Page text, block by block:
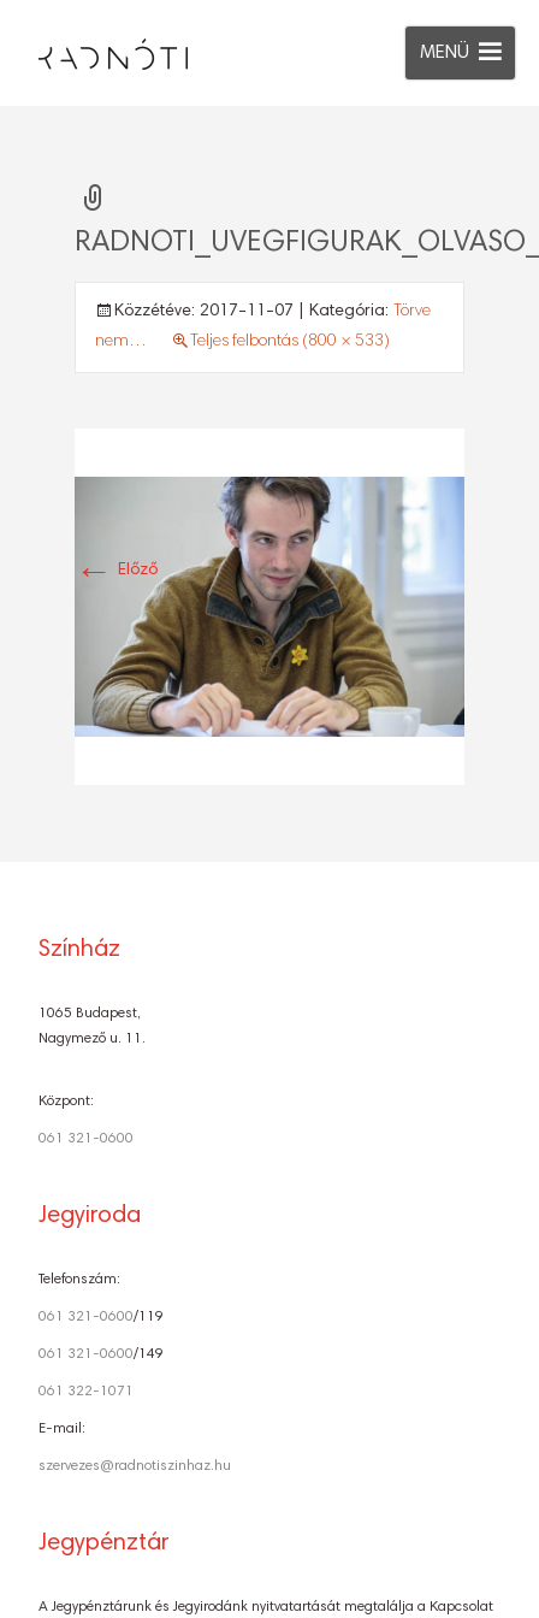
MENÜ
Közzétéve: 2017-11-07 | Kategória: Törve
nem…
Teljes felbontás (800 × 533)
← Előző
Színház
1065 Budapest,
Nagymező u. 11.
Központ:
061 321-0600
Jegyiroda
Telefonszám:
061 321-0600/119
061 321-0600/149
061 322-1071
E-mail:
szervezes@radnotiszinhaz.hu
Jegypénztár
A Jegypénztárunk és Jegyirodánk nyitvatartását megtalálja a Kapcsolat